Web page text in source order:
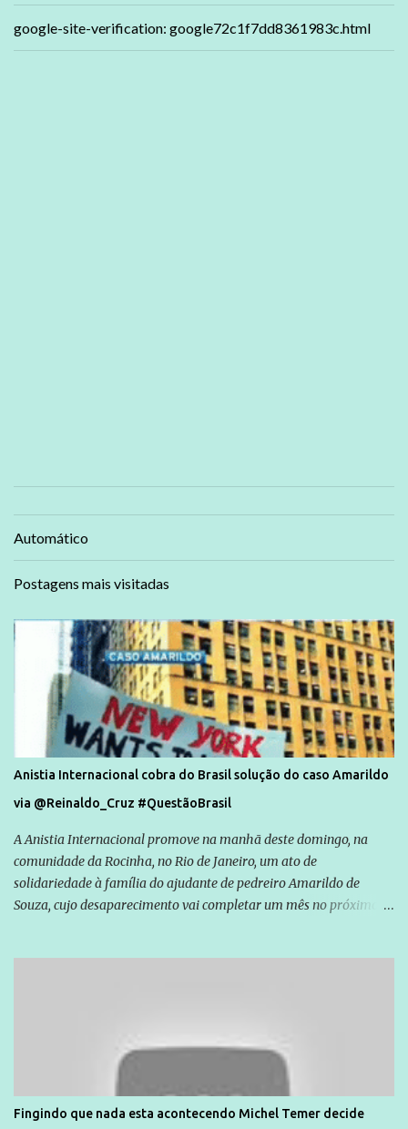
google-site-verification: google72c1f7dd8361983c.html
Automático
Postagens mais visitadas
Anistia Internacional cobra do Brasil solução do caso Amarildo
via @Reinaldo_Cruz #QuestãoBrasil
A Anistia Internacional promove na manhã deste domingo, na
comunidade da Rocinha, no Rio de Janeiro, um ato de
solidariedade à família do ajudante de pedreiro Amarildo de
Souza, cujo desaparecimento vai completar um mês no próximo
são vítimas de violência, estão em situação de risco ou têm seus
direitos violados. Leia mais: Anistia Internacional cobra do Brasil
solução do caso Amarildo - Terra Brasil
Fingindo que nada esta acontecendo Michel Temer decide